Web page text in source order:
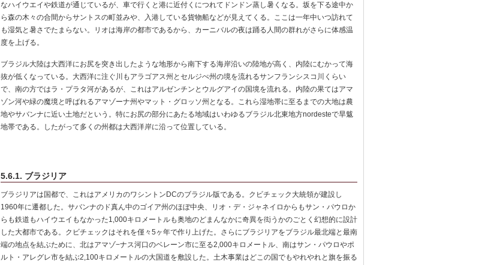
なハイウエイや鉄道が通じているが、車で行くと港に近付くにつれてドンドン蒸し暑くなる。坂を下る途中か
ら森の木々の合間からサントスの町並みや、入港している貨物船などが見えてくる。ここは一年中いつ訪れて
も湿気と暑さでたまらない。リオは海岸の都市であるから、カーニバルの夜は踊る人間の群れがさらに体感温
度を上げる。
ブラジル大陸は大西洋にお尻を突き出したような地形から南下する海岸沿いの陸地が高く、内陸にむかって海
抜が低くなっている。大西洋に注ぐ川もアラゴアス州とセルジぺ州の境を流れるサンフランシスコ川くらい
で、南の方ではラ・プラタ河があるが、これはアルゼンチンとウルグアイの国境を流れる。内陸の果てはアマ
ゾン河や緑の魔境と呼ばれるアマゾーナ州やマット・グロッソ州となる。これら湿地帯に至るまでの大地は農
地やサバンナに近い土地だという。特にお尻の部分にあたる地域はいわゆるブラジル北東地方nordesteで旱魃
地帯である。したがって多くの州都は大西洋岸に沿って位置している。
5.6.1. ブラジリア
ブラジリアは国都で、これはアメリカのワシントンDCのブラジル版である。クビチェック大統領が建設し
1960年に遷都した。サバンナのド真ん中のゴイア州のほぼ中央、リオ・デ・ジャネイロからもサン・パウロか
らも鉄道もハイウエイもなかった1,000キロメートルも奥地のどまんなかに奇異を衒うかのごとく幻想的に設計
した大都市である。クビチェックはそれを僅々5ヶ年で作り上げた。さらにブラジリアをブラジル最北端と最南
端の地点を結ぶために、北はアマゾ−ナス河口のベレーン市に至る2,000キロメートル、南はサン・パウロやポ
ルト・アレグレ市を結ぶ2,100キロメートルの大国道を敷設した。土木事業はどこの国でもやれやれと旗を振る